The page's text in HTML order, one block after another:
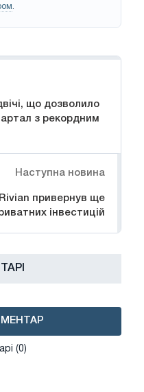
.
що дозволило
з рекордним
Наступна новина
привернув ще
інвестицій
(0)